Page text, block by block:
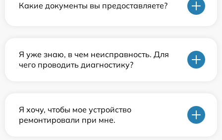
Какие документы вы предоставляете?
Я уже знаю, в чем неисправность. Для
чего проводить диагностику?
Я хочу, чтобы мое устройство
ремонтировали при мне.